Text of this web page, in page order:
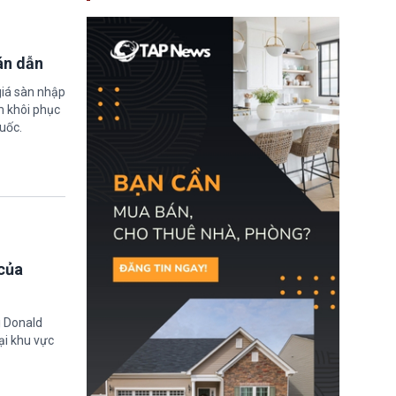
dẫn
sàn nhập
khôi phục
khu vực
gan B hoặc viêm gan C
sẽ không còn bị mặc
định không đáp ứng tiêu
chuẩn sức khỏe chỉ vì
chi phí điều trị khi nộp hồ
sơ xin visa cư trú.